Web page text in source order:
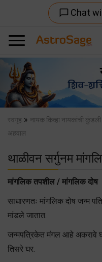
chat_bubble_outline Chat
Previous
स्वगृह » नायक किव्हा नायकांची कुंडली
अहवाल
थाळीवन सर्गुनम
मांगलिक तपशील / मांगलिक दोष
साधारणतः मांगलिक दोष जन्म
मांडले जातात.
जन्मपत्रिकेत मंगल आहे अकरावे
तिसरे घर.